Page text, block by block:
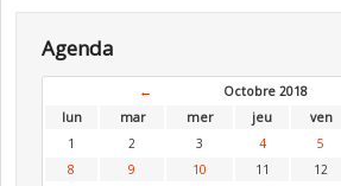
Agenda
← Octobre 2018
lun
mar mer jeu ven
1
2 3 4 5
8
9 10 11 12